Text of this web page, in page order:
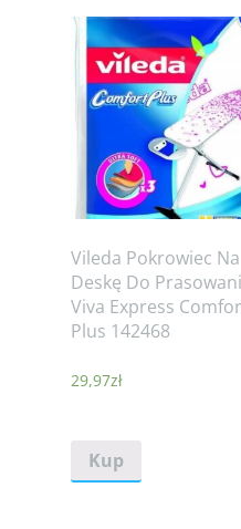
Vileda Pokrowiec Na
Deskę Do
Viva Express
Plus 142468
29,97zł
Kup